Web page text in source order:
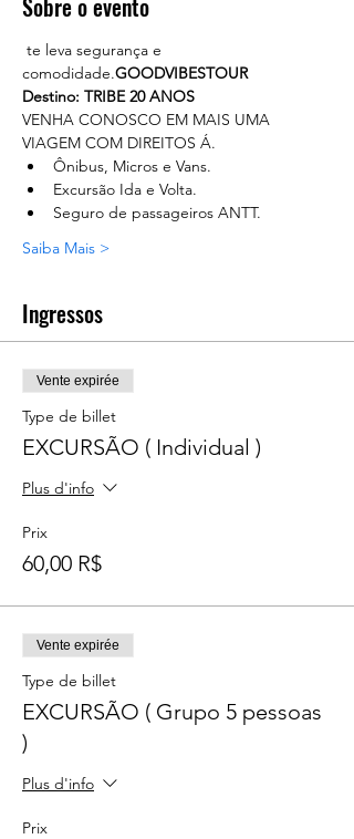
Sobre o evento
comodidade.GOODVIBESTOUR
Destino: TRIBE 20 ANOS
VENHA CONOSCO EM MAIS UMA
VIAGEM COM DIREITOS Á.
Ônibus, Micros e Vans.
Excursão Ida e Volta.
Seguro de passageiros ANTT.
Saiba Mais >
Ingressos
Vente expirée
Type de billet
EXCURSÃO ( Individual )
Plus d'info
Prix
60,00 R$
Vente expirée
Type de billet
EXCURSÃO ( Grupo 5 pessoas
)
Plus d'info
Prix